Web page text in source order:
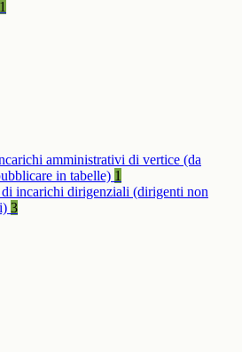
1
amministrativi di vertice (da
in tabelle) 1
incarichi dirigenziali (dirigenti non
3